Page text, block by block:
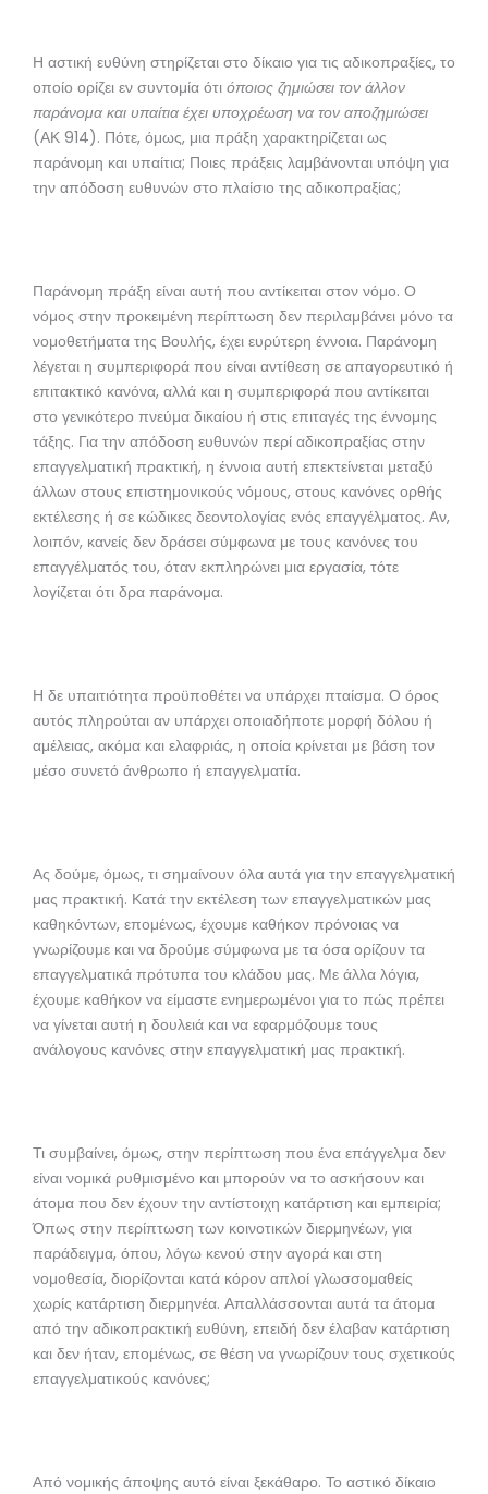
Η αστική ευθύνη στηρίζεται στο δίκαιο για τις αδικοπραξίες, το
οποίο ορίζει εν συντομία ότι όποιος ζημιώσει τον άλλον
παράνομα και υπαίτια έχει υποχρέωση να τον αποζημιώσει
(ΑΚ 914). Πότε, όμως, μια πράξη χαρακτηρίζεται ως
παράνομη και υπαίτια; Ποιες πράξεις λαμβάνονται υπόψη για
την απόδοση ευθυνών στο πλαίσιο της αδικοπραξίας;
Παράνομη πράξη είναι αυτή που αντίκειται στον νόμο. Ο
νόμος στην προκειμένη περίπτωση δεν περιλαμβάνει μόνο τα
νομοθετήματα της Βουλής, έχει ευρύτερη έννοια. Παράνομη
λέγεται η συμπεριφορά που είναι αντίθεση σε απαγορευτικό ή
επιτακτικό κανόνα, αλλά και η συμπεριφορά που αντίκειται
στο γενικότερο πνεύμα δικαίου ή στις επιταγές της έννομης
τάξης. Για την απόδοση ευθυνών περί αδικοπραξίας στην
επαγγελματική πρακτική, η έννοια αυτή επεκτείνεται μεταξύ
άλλων στους επιστημονικούς νόμους, στους κανόνες ορθής
εκτέλεσης ή σε κώδικες δεοντολογίας ενός επαγγέλματος. Αν,
λοιπόν, κανείς δεν δράσει σύμφωνα με τους κανόνες του
επαγγέλματός του, όταν εκπληρώνει μια εργασία, τότε
λογίζεται ότι δρα παράνομα.
Η δε υπαιτιότητα προϋποθέτει να υπάρχει πταίσμα. Ο όρος
αυτός πληρούται αν υπάρχει οποιαδήποτε μορφή δόλου ή
αμέλειας, ακόμα και ελαφριάς, η οποία κρίνεται με βάση τον
μέσο συνετό άνθρωπο ή επαγγελματία.
Ας δούμε, όμως, τι σημαίνουν όλα αυτά για την επαγγελματική
μας πρακτική. Κατά την εκτέλεση των επαγγελματικών μας
καθηκόντων, επομένως, έχουμε καθήκον πρόνοιας να
γνωρίζουμε και να δρούμε σύμφωνα με τα όσα ορίζουν τα
επαγγελματικά πρότυπα του κλάδου μας. Με άλλα λόγια,
έχουμε καθήκον να είμαστε ενημερωμένοι για το πώς πρέπει
να γίνεται αυτή η δουλειά και να εφαρμόζουμε τους
ανάλογους κανόνες στην επαγγελματική μας πρακτική.
Τι συμβαίνει, όμως, στην περίπτωση που ένα επάγγελμα δεν
είναι νομικά ρυθμισμένο και μπορούν να το ασκήσουν και
άτομα που δεν έχουν την αντίστοιχη κατάρτιση και εμπειρία;
Όπως στην περίπτωση των κοινοτικών διερμηνέων, για
παράδειγμα, όπου, λόγω κενού στην αγορά και στη
νομοθεσία, διορίζονται κατά κόρον απλοί γλωσσομαθείς
χωρίς κατάρτιση διερμηνέα. Απαλλάσσονται αυτά τα άτομα
από την αδικοπρακτική ευθύνη, επειδή δεν έλαβαν κατάρτιση
και δεν ήταν, επομένως, σε θέση να γνωρίζουν τους σχετικούς
επαγγελματικούς κανόνες;
Από νομικής άποψης αυτό είναι ξεκάθαρο. Το αστικό δίκαιο